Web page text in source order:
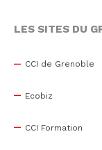
LES SITES DU
CCI de Grenoble
Ecobiz
CCI Formation